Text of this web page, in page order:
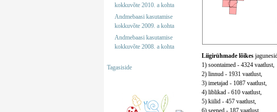
kokkuvõte 2010. a kohta
Andmebaasi kasutamise
kokkuvõte 2009. a kohta
Andmebaasi kasutamise
kokkuvõte 2008. a kohta
Tagasiside
Liigirühmade lõikes
1) soontaimed - 4324 vaatlust,
2) linnud - 1931 vaatlust,
3) imetajad - 1087 vaatlust,
4) liblikad - 610 vaatlust,
5) kiilid - 457 vaatlust,
6) seened - 187 vaatlust,